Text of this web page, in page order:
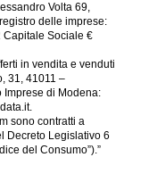
Volta 69,
delle imprese:
Capitale Sociale €
in vendita e venduti
31, 41011 –
Imprese di Modena:
sono contratti a
Decreto Legislativo 6
del Consumo”).”